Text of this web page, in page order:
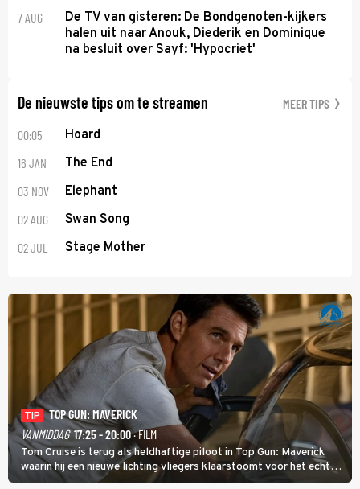
7 AUG
De TV van gisteren: De Bondgenoten-kijkers
halen uit naar Anouk, Diederik en Dominique
na besluit over Sayf: 'Hypocriet'
De nieuwste tips om te streamen MEER TIPS
00:05 Hoard
16 JAN The End
03 NOV Elephant
02 AUG Swan Song
02 JUL Stage Mother
TIP
TOP GUN: MAVERICK
VANMIDDAG 17:25 - 20:00· FILM
Tom Cruise is terug als heldhaftige piloot in Top Gun: Maverick
waarin hij een nieuwe lichting vliegers klaarstoomt voor het echte
werk.